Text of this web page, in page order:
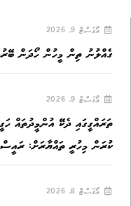
އޯގަސްޓް 9, 2026
ގެއްލުނު ތިން މީހުން ހޯދަން
އޯގަސްޓް 9, 2026
ތަރައްގީގައި ދެކޭ އުންމީދުތައް
ކުރަން މިހުރީ ތައްޔާރަށް: ރައީސް
އޯގަސްޓް 8, 2026